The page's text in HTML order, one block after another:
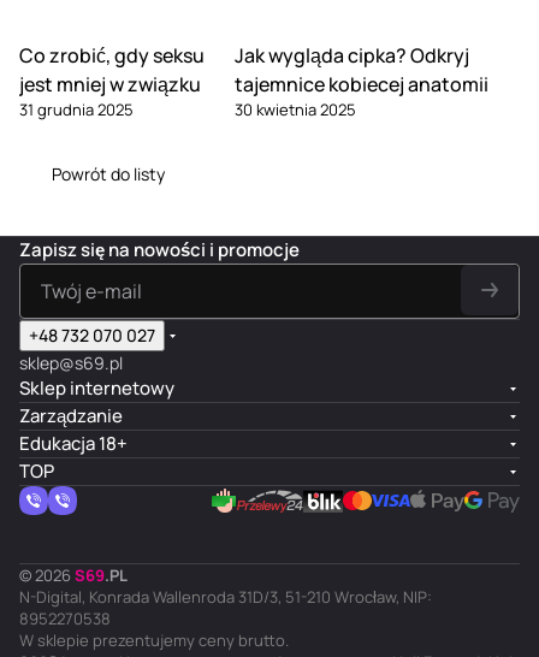
Co zrobić, gdy seksu
jest mniej w związku
31 grudnia 2025
Jak wygląda cipka? Odkryj
tajemnice kobiecej anatomii
30 kwietnia 2025
Powrót do listy
Zapisz się na nowości i promocje
+48 732 070 027
sklep@s69.pl
Sklep internetowy
Zarządzanie
Edukacja 18+
TOP
© 2026 S69.PL
N-Digital, Konrada Wallenroda 31D/3, 51-210 Wrocław, NIP:
8952270538
W sklepie prezentujemy ceny brutto.